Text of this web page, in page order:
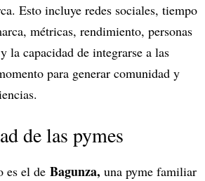
Esto incluye redes sociales, tiempo
métricas, rendimiento, personas
la capacidad de integrarse a las
para generar comunidad y
de las pymes
es el de Bagunza, una pyme familiar